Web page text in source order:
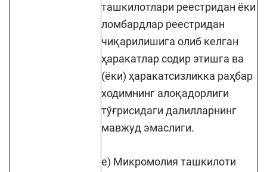
ташкилотлари реестридан ёки
ломбардлар реестридан
чиқарилишига олиб келган
ҳаракатлар содир этишга ва
(ёки) ҳаракатсизликка раҳбар
ходимнинг алоқадорлиги
тўғрисидаги далилларнинг
мавжуд эмаслиги.
е) Микромолия ташкилоти